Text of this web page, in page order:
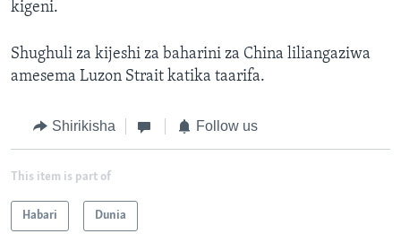
kigeni.
Shughuli za kijeshi za baharini za China liliangaziwa
amesema Luzon Strait katika taarifa.
Shirikisha Follow us
This item is part of
Habari Dunia